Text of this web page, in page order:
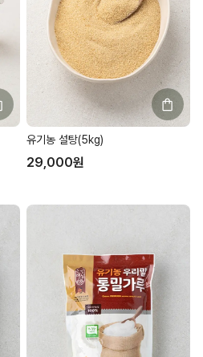
유기농 설탕(5kg)
29,000원